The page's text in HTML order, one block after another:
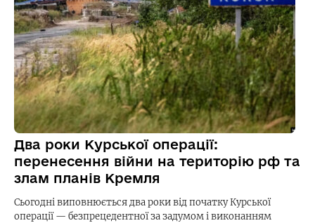
Два роки Курської операції:
перенесення війни на територію рф та
злам планів Кремля
Сьогодні виповнюється два роки від початку Курської
операції — безпрецедентної за задумом і виконанням